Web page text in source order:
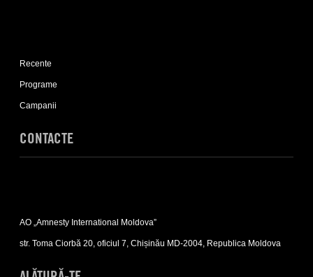
Recente
sub-
list
Recente
Programe
Campanii
CONTACTE
Contacte
sub-
list
AO „Amnesty International Moldova”
str. Toma Ciorbă 20, oficiul 7, Chișinău MD-2004, Republica Moldova